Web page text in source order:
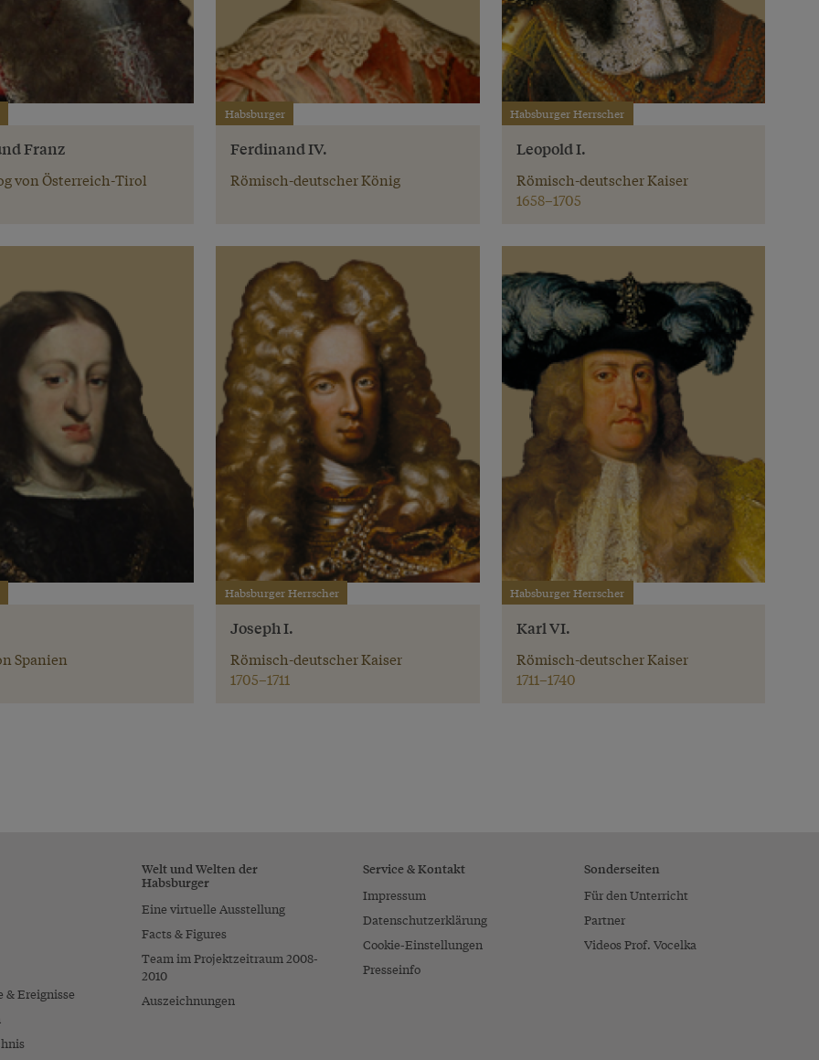
Franz
von Österreich-Tirol
Habsburger
Ferdinand IV.
Römisch-deutscher König
Habsburger Herrscher
Leopold I.
Römisch-deutscher Kaiser
1658–1705
Spanien
Habsburger Herrscher
Joseph I.
Römisch-deutscher Kaiser
1705–1711
Habsburger Herrscher
Karl VI.
Römisch-deutscher Kaiser
1711–1740
& Ereignisse
Welt und Welten der
Habsburger
Eine virtuelle Ausstellung
Facts & Figures
Team im Projektzeitraum 2008-
2010
Auszeichnungen
Service & Kontakt
Impressum
Datenschutzerklärung
Cookie-Einstellungen
Presseinfo
Sonderseiten
Für den Unterricht
Partner
Videos Prof. Vocelka